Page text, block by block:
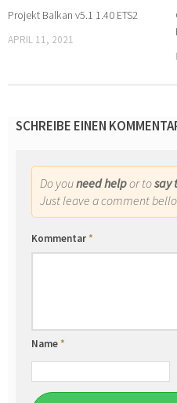
Projekt Balkan v5.1 1.40 ETS2
APRIL 11, 2021
SCHREIBE EINEN
Do youneed helpor tosay
Just leave a comment
Kommentar*
Name*